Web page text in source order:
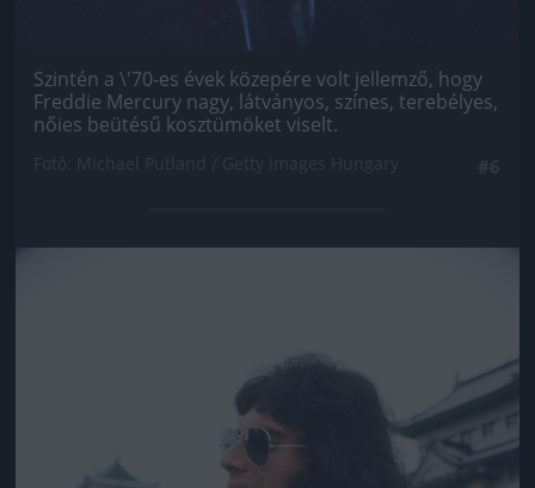
Szintén a \'70-es évek közepére volt jellemző, hogy
Freddie Mercury nagy, látványos, színes, terebélyes,
nőies beütésű kosztümöket viselt.